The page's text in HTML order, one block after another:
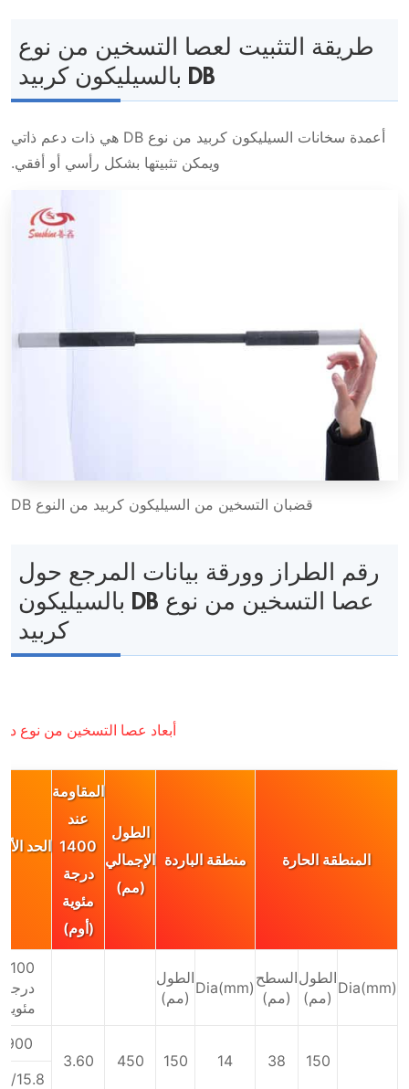
طريقة التثبيت لعصا التسخين من نوع
DB بالسيليكون كربيد
أعمدة سخانات السيليكون كربيد من نوع DB هي ذات دعم ذاتي
ويمكن تثبيتها بشكل رأسي أو أفقي.
قضبان التسخين من السيليكون كربيد من النوع DB
رقم الطراز وورقة بيانات المرجع حول
عصا التسخين من نوع DB بالسيليكون
كربيد
أبعاد عصا التسخين من نوع
المنطقة الحارة منطقة الباردة
الطول
الإجمالي
(مم)
المقاومة
عند
1400
درجة
مئوية
(أوم)
الحد
Dia(mm)
الطول
(مم)
السطح
(مم)
Dia(mm)
الطول
(مم)
1100
درجة
مئوية
150
38
14
150
450
3.60
900
15.8